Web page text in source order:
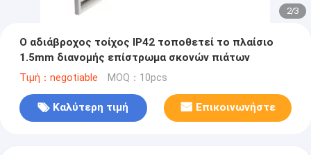
2/3
Ο αδιάβροχος τοίχος IP42 τοποθετεί το πλαίσιο
1.5mm διανομής επίστρωμα σκονών πιάτων
Τιμή：negotiable MOQ：10pcs
Καλύτερη τιμή Επικοινωνήστε